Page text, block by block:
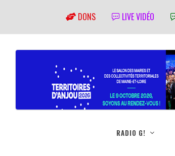
DONS LIVE VIDÉO
RADIO G!